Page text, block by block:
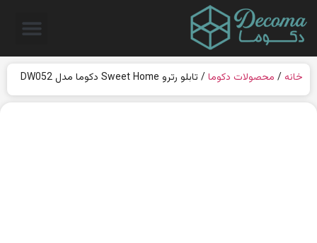
خانه / محصولات دکوما/ تابلو رترو Sweet Home دکوما مدل DW052